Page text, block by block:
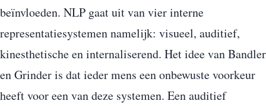
beïnvloeden. NLP gaat uit van vier interne
representatiesystemen namelijk: visueel, auditief,
kinesthetische en internaliserend. Het idee van Bandler
en Grinder is dat ieder mens een onbewuste voorkeur
heeft voor een van deze systemen. Een auditief